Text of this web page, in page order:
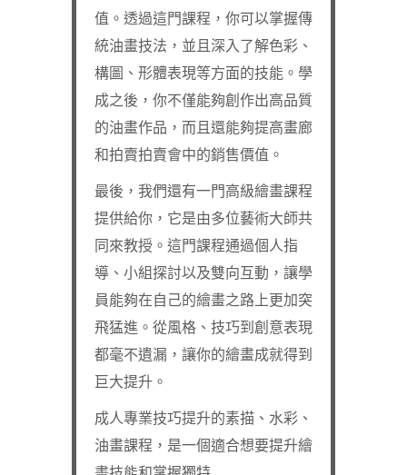
值。透過這門課程，你可以掌握傳
統油畫技法，並且深入了解色彩、
構圖、形體表現等方面的技能。學
成之後，你不僅能夠創作出高品質
的油畫作品，而且還能夠提高畫廊
和拍賣拍賣會中的銷售價值。
最後，我們還有一門高級繪畫課程
提供給你，它是由多位藝術大師共
同來教授。這門課程通過個人指
導、小組探討以及雙向互動，讓學
員能夠在自己的繪畫之路上更加突
飛猛進。從風格、技巧到創意表現
都毫不遺漏，讓你的繪畫成就得到
巨大提升。
成人專業技巧提升的素描、水彩、
油畫課程，是一個適合想要提升繪